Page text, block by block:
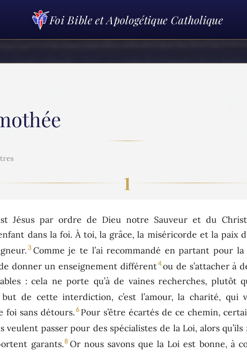
Foi Bible et Apologétique Catholique
1
Jésus par ordre de Dieu notre Sauveur et du
dans la foi. À toi, la grâce, la miséricorde et la paix
3 Comme je te l’ai recommandé en partant pour la
donner un enseignement différent4ou de s’attacher à
: cela ne porte qu’à de vaines recherches, plutôt
de cette interdiction, c’est l’amour, la charité, qui
foi sans détours.6 Pour s’être écartés de ce chemin,
veulent passer pour des spécialistes de la Loi, alors
garants.8 Or nous savons que la Loi est bonne, à